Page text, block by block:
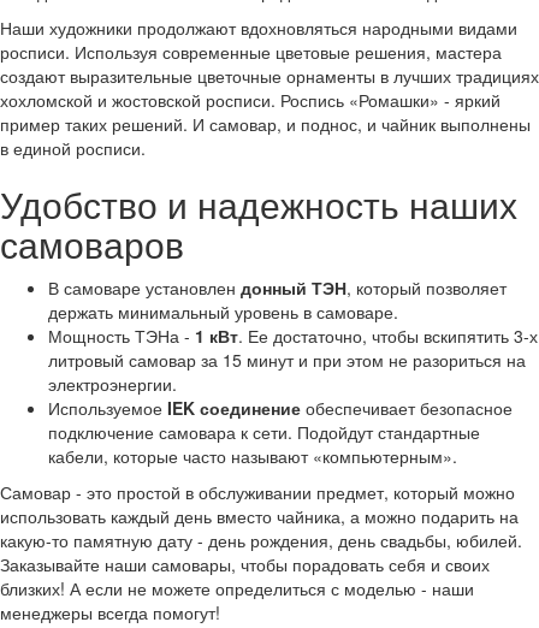
Наши художники продолжают вдохновляться народными видами
росписи. Используя современные цветовые решения, мастера
создают выразительные цветочные орнаменты в лучших традициях
хохломской и жостовской росписи. Роспись «Ромашки» - яркий
пример таких решений. И самовар, и поднос, и чайник выполнены
в единой росписи.
Удобство и надежность наших
самоваров
В самоваре установлен донный ТЭН, который позволяет
держать минимальный уровень в самоваре.
Мощность ТЭНа - 1 кВт. Ее достаточно, чтобы вскипятить 3-х
литровый самовар за 15 минут и при этом не разориться на
электроэнергии.
Используемое IEK соединение обеспечивает безопасное
подключение самовара к сети. Подойдут стандартные
кабели, которые часто называют «компьютерным».
Самовар - это простой в обслуживании предмет, который можно
использовать каждый день вместо чайника, а можно подарить на
какую-то памятную дату - день рождения, день свадьбы, юбилей.
Заказывайте наши самовары, чтобы порадовать себя и своих
близких! А если не можете определиться с моделью - наши
менеджеры всегда помогут!